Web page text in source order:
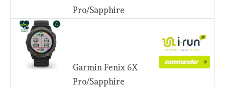
Pro/Sapphire
Garmin Fenix 6X
Pro/Sapphire